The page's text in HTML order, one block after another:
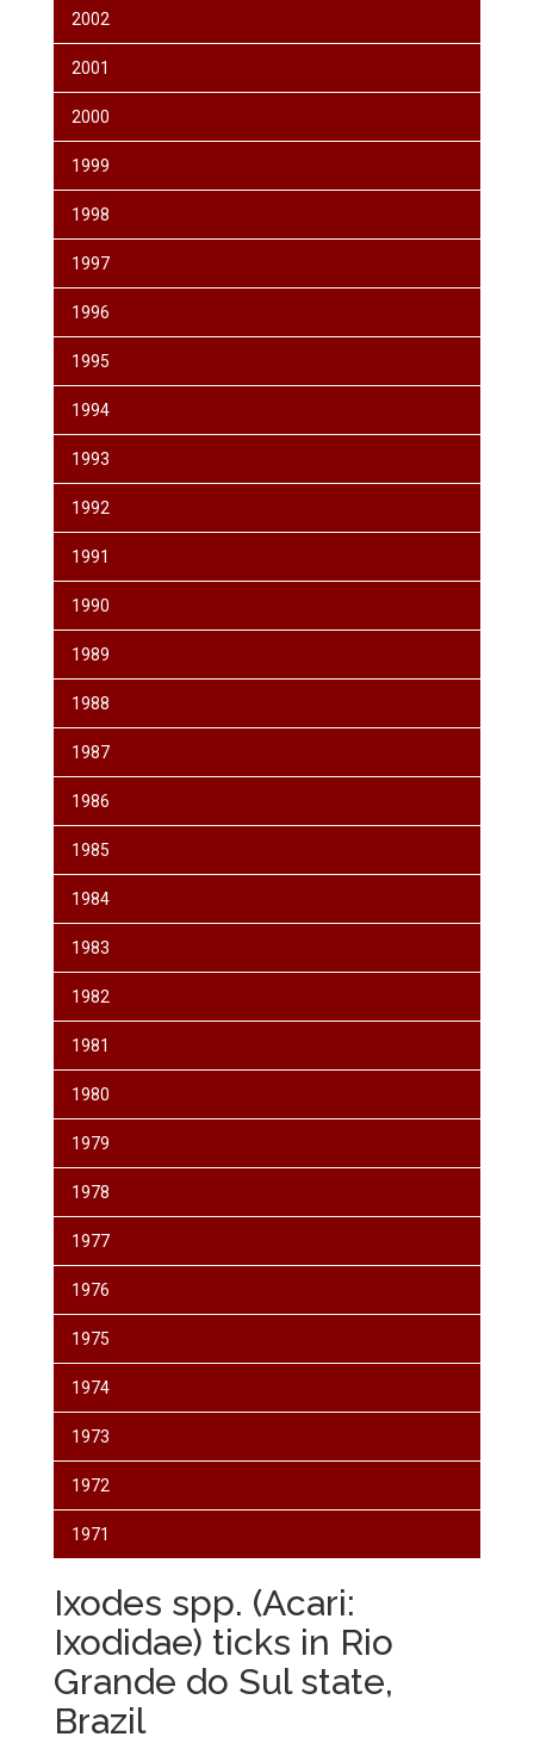
2002
2001
2000
1999
1998
1997
1996
1995
1994
1993
1992
1991
1990
1989
1988
1987
1986
1985
1984
1983
1982
1981
1980
1979
1978
1977
1976
1975
1974
1973
1972
1971
Ixodes spp. (Acari:
Ixodidae) ticks in Rio
Grande do Sul state,
Brazil